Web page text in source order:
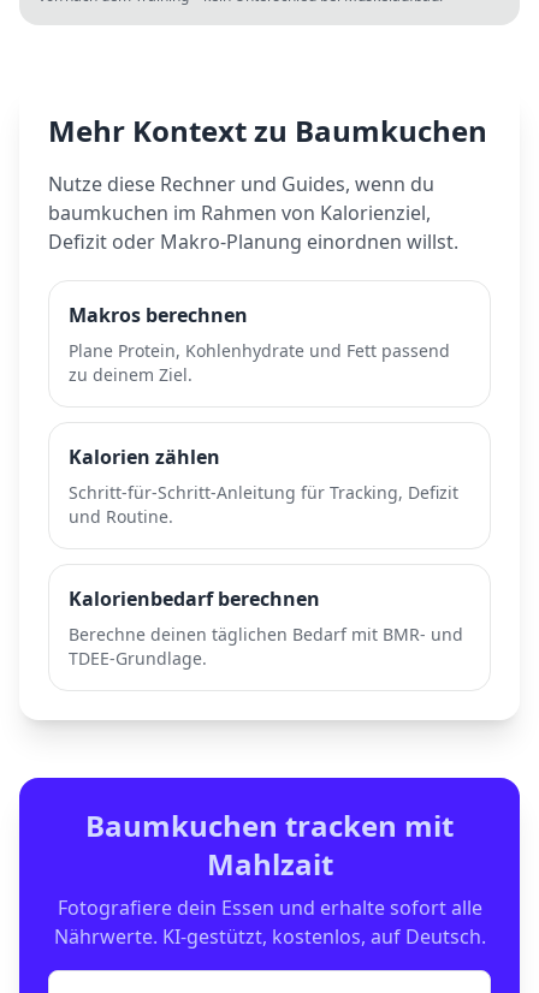
Mehr Kontext zu Baumkuchen
Nutze diese Rechner und Guides, wenn du
baumkuchen im Rahmen von Kalorienziel,
Defizit oder Makro-Planung einordnen willst.
Makros berechnen
Plane Protein, Kohlenhydrate und Fett passend
zu deinem Ziel.
Kalorien zählen
Schritt-für-Schritt-Anleitung für Tracking, Defizit
und Routine.
Kalorienbedarf berechnen
Berechne deinen täglichen Bedarf mit BMR- und
TDEE-Grundlage.
Baumkuchen tracken mit
Mahlzait
Fotografiere dein Essen und erhalte sofort alle
Nährwerte. KI-gestützt, kostenlos, auf Deutsch.